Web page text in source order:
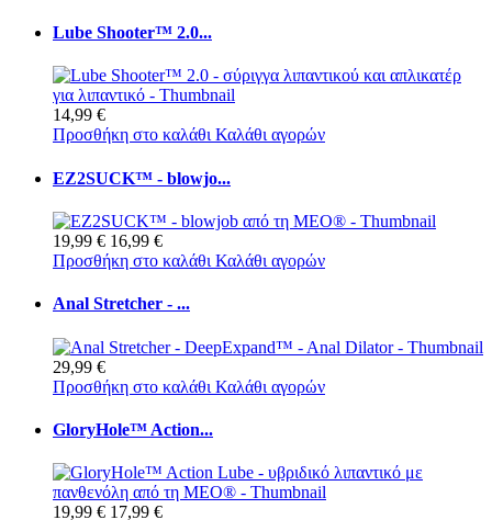
Lube Shooter™ 2.0...
14,99 €
Προσθήκη στο καλάθι Καλάθι αγορών
EZ2SUCK™ - blowjo...
19,99 € 16,99 €
Προσθήκη στο καλάθι Καλάθι αγορών
Anal Stretcher - ...
29,99 €
Προσθήκη στο καλάθι Καλάθι αγορών
GloryHole™ Action...
19,99 € 17,99 €